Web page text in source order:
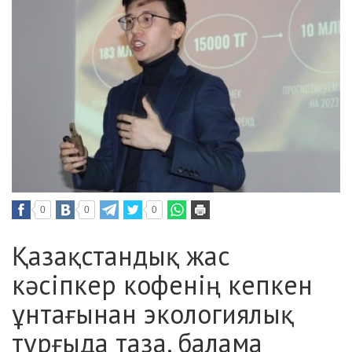
0 0 0
Қазақстандық жас
кәсіпкер кофенің кепкен
ұнтағынан экологиялық
тұрғыда таза, балама